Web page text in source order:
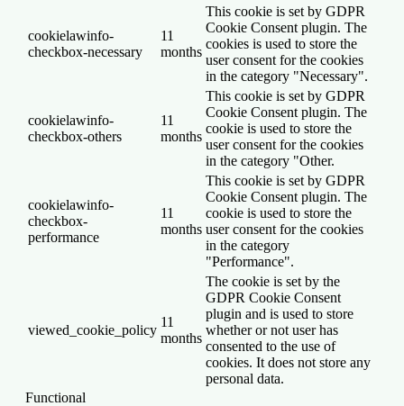
cookielawinfo-
checkbox-necessary
11
months
This cookie is set by GDPR
Cookie Consent plugin. The
cookies is used to store the
user consent for the cookies
in the category "Necessary".
cookielawinfo-
checkbox-others
11
months
This cookie is set by GDPR
Cookie Consent plugin. The
cookie is used to store the
user consent for the cookies
in the category "Other.
cookielawinfo-
checkbox-
performance
11
months
This cookie is set by GDPR
Cookie Consent plugin. The
cookie is used to store the
user consent for the cookies
in the category
"Performance".
viewed_cookie_policy
11
months
The cookie is set by the
GDPR Cookie Consent
plugin and is used to store
whether or not user has
consented to the use of
cookies. It does not store any
personal data.
Functional